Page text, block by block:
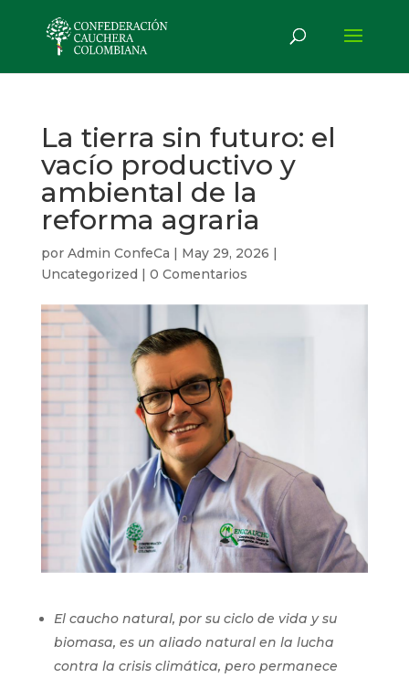
La tierra sin futuro: el
vacío productivo y
ambiental de la
reforma agraria
por Admin ConfeCa | May 29, 2026 |
Uncategorized | 0 Comentarios
El caucho natural, por su ciclo de vida y su
biomasa, es un aliado natural en la lucha
contra la crisis climática, pero permanece